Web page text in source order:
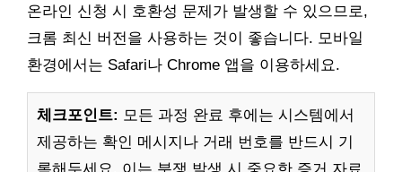
온라인 신청 시 호환성 문제가 발생할 수 있으므로,
크롬 최신 버전을 사용하는 것이 좋습니다. 모바일
환경에서는 Safari나 Chrome 앱을 이용하세요.
체크포인트: 모든 과정 완료 후에는 시스템에서
제공하는 확인 메시지나 거래 번호를 반드시 기